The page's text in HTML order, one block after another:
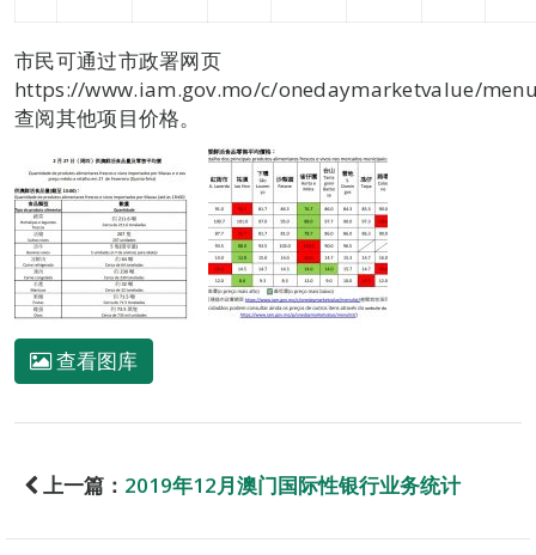
市民可通过市政署网页
https://www.iam.gov.mo/c/onedaymarketvalue/
查阅其他项目价格。
查看图库
上一篇： 2019年12月澳门国际性银行业务统计